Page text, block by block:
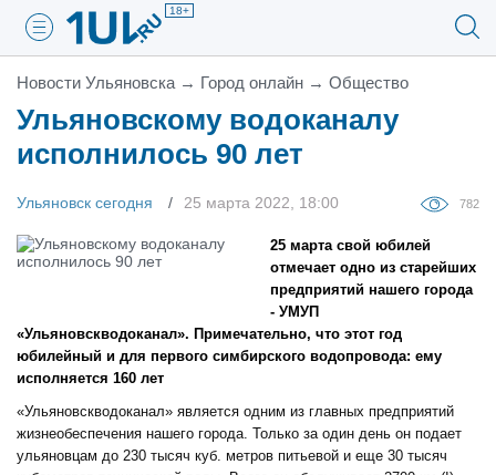
18+
Новости Ульяновска → Город онлайн → Общество
Ульяновскому водоканалу
исполнилось 90 лет
Ульяновск сегодня 25 марта 2022, 18:00 782
25 марта свой юбилей
отмечает одно из старейших
предприятий нашего города
- УМУП
«Ульяновскводоканал». Примечательно, что этот год
юбилейный и для первого симбирского водопровода: ему
исполняется 160 лет
«Ульяновскводоканал» является одним из главных предприятий
жизнеобеспечения нашего города. Только за один день он подает
ульяновцам до 230 тысяч куб. метров питьевой и еще 30 тысяч